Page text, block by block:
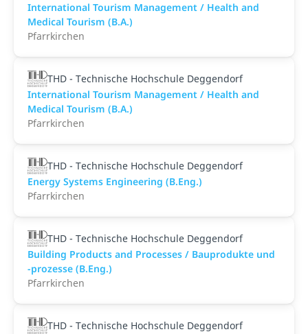
International Tourism Management / Health and
Medical Tourism (B.A.)
Pfarrkirchen
THD - Technische Hochschule Deggendorf
International Tourism Management / Health and
Medical Tourism (B.A.)
Pfarrkirchen
THD - Technische Hochschule Deggendorf
Energy Systems Engineering (B.Eng.)
Pfarrkirchen
THD - Technische Hochschule Deggendorf
Building Products and Processes / Bauprodukte und
-prozesse (B.Eng.)
Pfarrkirchen
THD - Technische Hochschule Deggendorf